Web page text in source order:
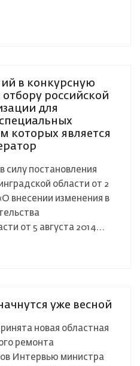
в конкурсную
российской
для
которых является
силу постановления
области от 2
внесении изменения в
от 5 августа 2014...
уже весной
новая областная
ремонта
Интервью министра